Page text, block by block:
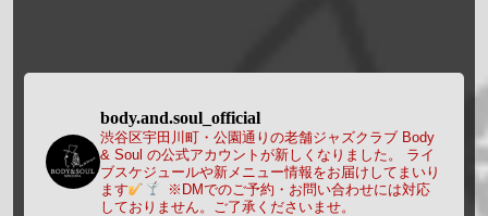
body.and.soul_official
渋谷区宇田川町・公園通りの老舗ジャズクラブ Body
& Soul の公式アカウントが新しくなりました。
ライ
ブスケジュールや新メニュー情報をお届けしてまいり
ます
※DMでのご予約・お問い合わせには対応
しておりません。ご了承くださいませ。